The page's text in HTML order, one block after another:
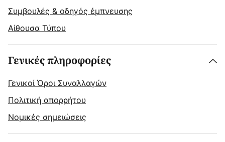
Συμβουλές & οδηγός έμπνευσης
Αίθουσα Τύπου
Γενικές πληροφορίες
Γενικοί Όροι Συναλλαγών
Πολιτική απορρήτου
Νομικές σημειώσεις